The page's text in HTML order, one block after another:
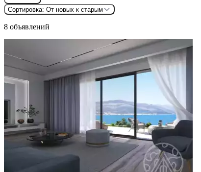
Сортировка: От новых к старым
8 объявлений